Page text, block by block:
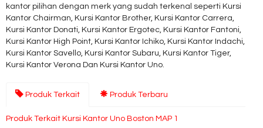
kantor pilihan dengan merk yang sudah terkenal seperti Kursi
Kantor Chairman, Kursi Kantor Brother, Kursi Kantor Carrera,
Kursi Kantor Donati, Kursi Kantor Ergotec, Kursi Kantor Fantoni,
Kursi Kantor High Point, Kursi Kantor Ichiko, Kursi Kantor Indachi,
Kursi Kantor Savello, Kursi Kantor Subaru, Kursi Kantor Tiger,
Kursi Kantor Verona Dan Kursi Kantor Uno.
Produk Terkait Produk Terbaru
Produk Terkait Kursi Kantor Uno Boston MAP 1